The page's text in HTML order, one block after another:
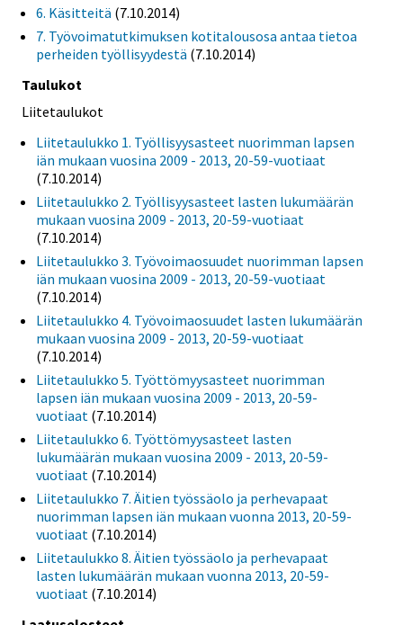
6. Käsitteitä (7.10.2014)
7. Työvoimatutkimuksen kotitalousosa antaa tietoa
perheiden työllisyydestä (7.10.2014)
Taulukot
Liitetaulukot
Liitetaulukko 1. Työllisyysasteet nuorimman lapsen
iän mukaan vuosina 2009 - 2013, 20-59-vuotiaat
(7.10.2014)
Liitetaulukko 2. Työllisyysasteet lasten lukumäärän
mukaan vuosina 2009 - 2013, 20-59-vuotiaat
(7.10.2014)
Liitetaulukko 3. Työvoimaosuudet nuorimman lapsen
iän mukaan vuosina 2009 - 2013, 20-59-vuotiaat
(7.10.2014)
Liitetaulukko 4. Työvoimaosuudet lasten lukumäärän
mukaan vuosina 2009 - 2013, 20-59-vuotiaat
(7.10.2014)
Liitetaulukko 5. Työttömyysasteet nuorimman
lapsen iän mukaan vuosina 2009 - 2013, 20-59-
vuotiaat (7.10.2014)
Liitetaulukko 6. Työttömyysasteet lasten
lukumäärän mukaan vuosina 2009 - 2013, 20-59-
vuotiaat (7.10.2014)
Liitetaulukko 7. Äitien työssäolo ja perhevapaat
nuorimman lapsen iän mukaan vuonna 2013, 20-59-
vuotiaat (7.10.2014)
Liitetaulukko 8. Äitien työssäolo ja perhevapaat
lasten lukumäärän mukaan vuonna 2013, 20-59-
vuotiaat (7.10.2014)